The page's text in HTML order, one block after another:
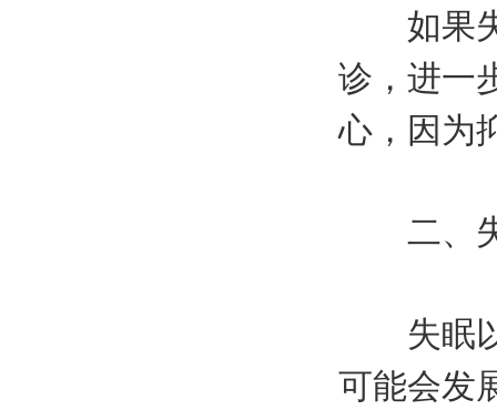
如果失
诊，进一
心，因为
二、失
失眠以
可能会发